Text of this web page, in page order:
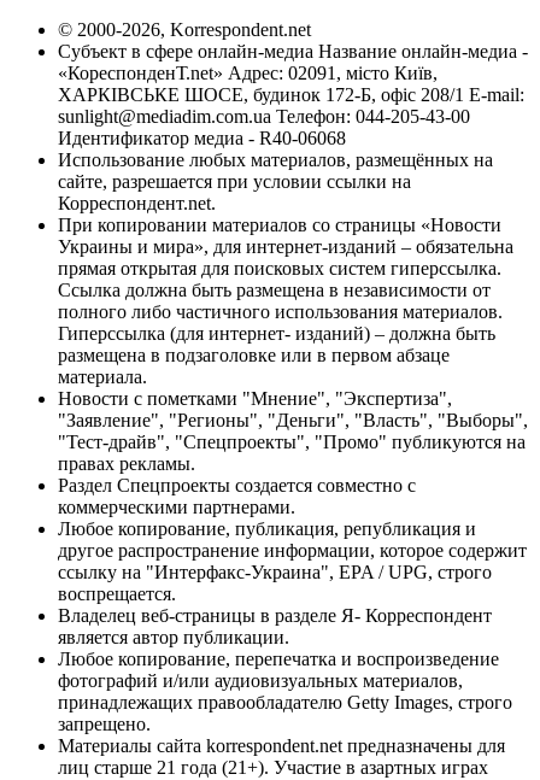
© 2000-2026, Korrespondent.net
Субъект в сфере онлайн-медиа Название онлайн-медиа -
«КореспонденТ.net» Адрес: 02091, місто Київ,
ХАРКІВСЬКЕ ШОСЕ, будинок 172-Б, офіс 208/1 E-mail:
sunlight@mediadim.com.ua Телефон: 044-205-43-00
Идентификатор медиа - R40-06068
Использование любых материалов, размещённых на
сайте, разрешается при условии ссылки на
Корреспондент.net.
При копировании материалов со страницы «Новости
Украины и мира», для интернет-изданий – обязательна
прямая открытая для поисковых систем гиперссылка.
Ссылка должна быть размещена в независимости от
полного либо частичного использования материалов.
Гиперссылка (для интернет- изданий) – должна быть
размещена в подзаголовке или в первом абзаце
материала.
Новости с пометками "Мнение", "Экспертиза",
"Заявление", "Регионы", "Деньги", "Власть", "Выборы",
"Тест-драйв", "Спецпроекты", "Промо" публикуются на
правах рекламы.
Раздел Спецпроекты создается совместно с
коммерческими партнерами.
Любое копирование, публикация, републикация и
другое распространение информации, которое содержит
ссылку на "Интерфакс-Украина", EPA / UPG, строго
воспрещается.
Владелец веб-страницы в разделе Я- Корреспондент
является автор публикации.
Любое копирование, перепечатка и воспроизведение
фотографий и/или аудиовизуальных материалов,
принадлежащих правообладателю Getty Images, строго
запрещено.
Материалы сайта korrespondent.net предназначены для
лиц старше 21 года (21+). Участие в азартных играх